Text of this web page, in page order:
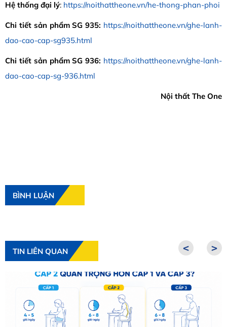
Hệ thống đại lý: https://noithattheone.vn/he-thong-phan-phoi
Chi tiết sản phẩm SG 935: https://noithattheone.vn/ghe-lanh-
dao-cao-cap-sg935.html
Chi tiết sản phẩm SG 936: https://noithattheone.vn/ghe-lanh-
dao-cao-cap-sg-936.html
Nội thất The One
BÌNH LUẬN
TIN LIÊN QUAN < >